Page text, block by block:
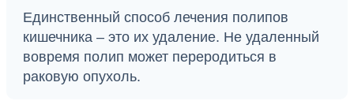
Единственный способ лечения полипов
кишечника – это их удаление. Не удаленный
вовремя полип может переродиться в
раковую опухоль.